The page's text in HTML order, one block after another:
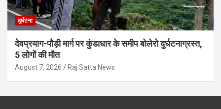
दुर्घटना
देवप्रयाग-पौड़ी मार्ग पर कुंडाधार के समीप बोलेरो दुर्घटनाग्रस्त,
5 लोगों की मौत
August 7, 2026 Raj Satta News